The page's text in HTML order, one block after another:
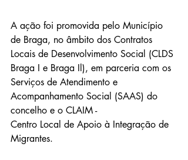
A ação foi promovida pelo Município
de Braga, no âmbito dos Contratos
Locais de Desenvolvimento Social (CLDS
Braga I e Braga Il), em parceria com os
Serviços de Atendimento e
Acompanhamento Social (SAAS) do
concelho e o CLAIM -
Centro Local de Apoio à Integração de
Migrantes.